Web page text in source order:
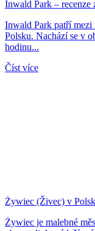
Inwald Park – recenze
Inwald Park patří
Polsku. Nachází se v
hodinu...
Číst více
Żywiec (Živec) v
Żywiec je malebné